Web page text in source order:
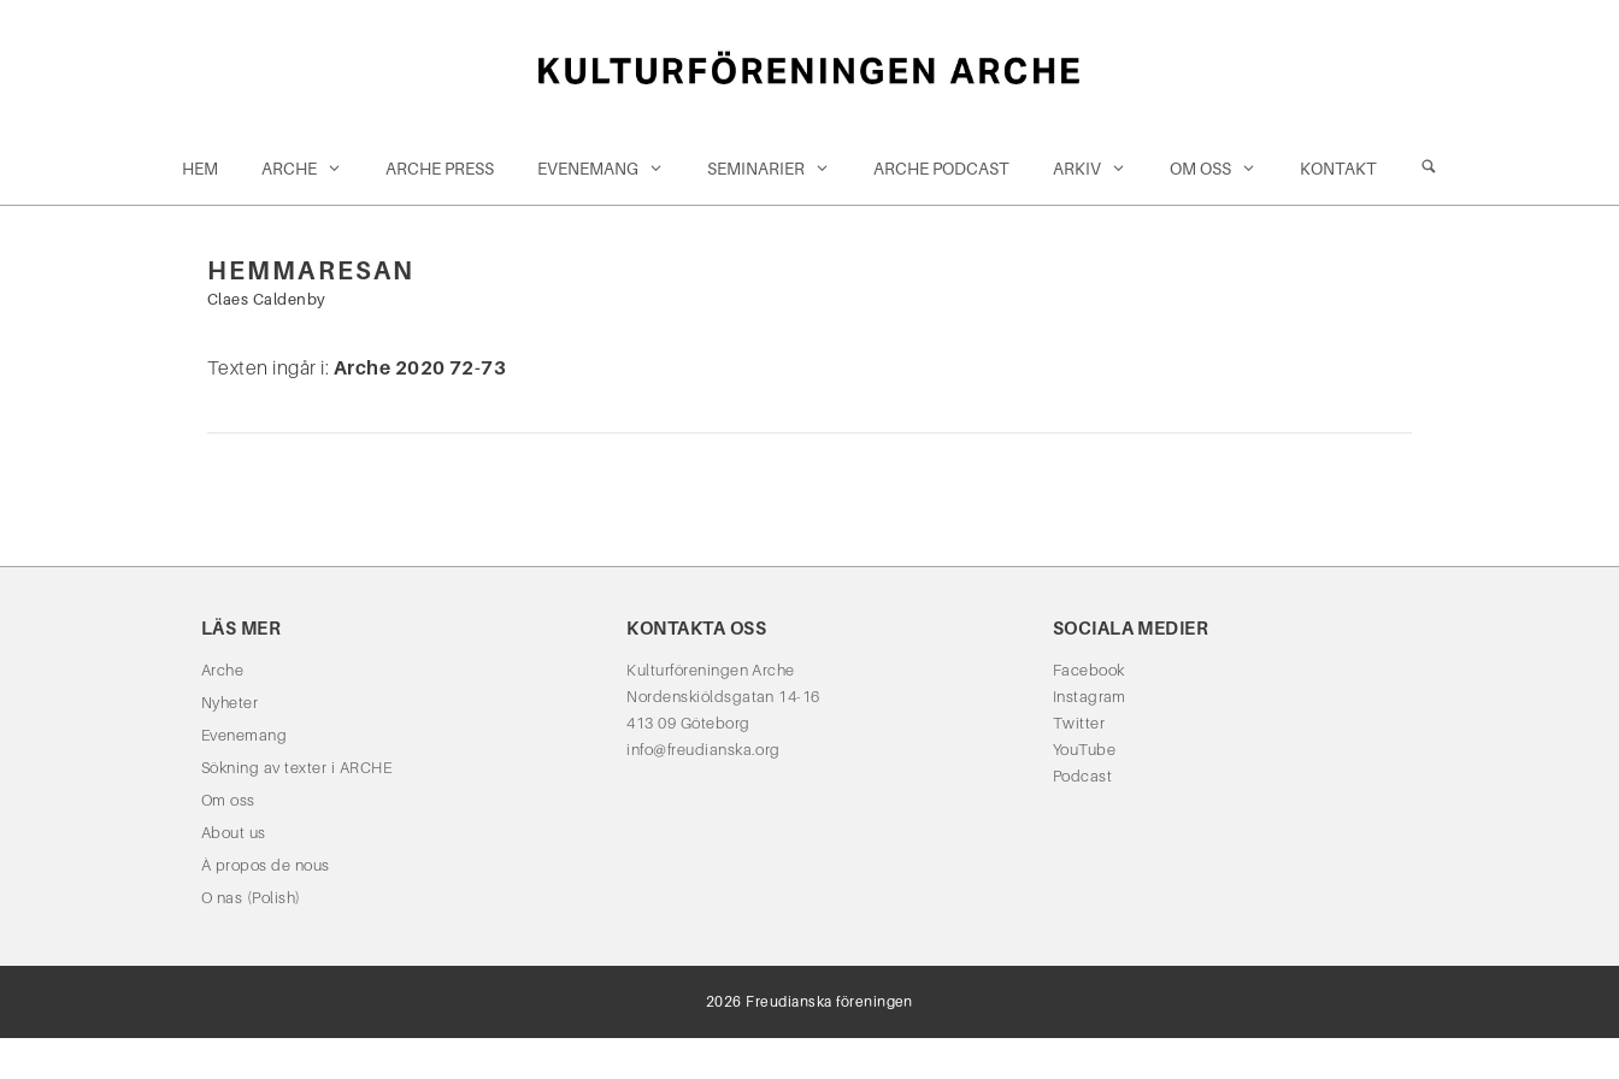
HEM ARCHE ARCHE PRESS EVENEMANG SEMINARIER ARCHE PODCAST ARKIV OM OSS KONTAKT
HEMMARESAN
Claes Caldenby
Texten ingår i: Arche 2020 72-73
LÄS MER
Arche
Nyheter
Evenemang
Sökning av texter i ARCHE
Om oss
About us
À propos de nous
O nas (Polish)
KONTAKTA OSS
Kulturföreningen Arche
Nordenskiöldsgatan 14-16
413 09 Göteborg
info@freudianska.org
SOCIALA MEDIER
Facebook
Instagram
Twitter
YouTube
Podcast
2026 Freudianska föreningen